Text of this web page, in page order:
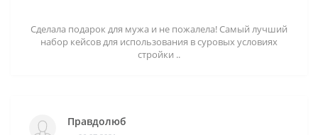
Сделала подарок для мужа и не пожалела! Самый лучший
набор кейсов для использования в суровых условиях
стройки ..
Правдолюб